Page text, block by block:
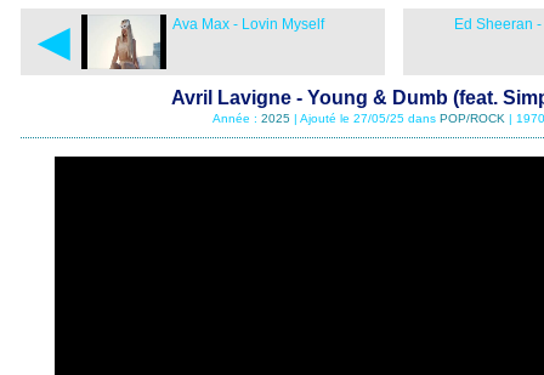
◄ Ava Max - Lovin Myself Ed Sheeran
Avril Lavigne - Young & Dumb (feat.
Année : 2025 | Ajouté le 27/05/25 dans POP/ROCK |